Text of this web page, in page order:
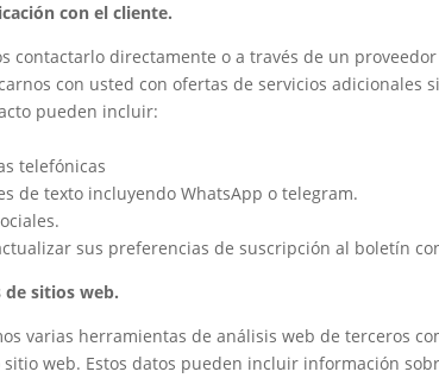
con el cliente.
contactarlo directamente o a través de un
con usted con ofertas de servicios adicionales
pueden incluir:
telefónicas
de texto incluyendo WhatsApp o telegram.
sus preferencias de suscripción al boletín
de sitios web.
varias herramientas de análisis web de terceros
web. Estos datos pueden incluir información